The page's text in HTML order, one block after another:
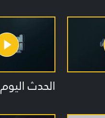
الحدث اليوم